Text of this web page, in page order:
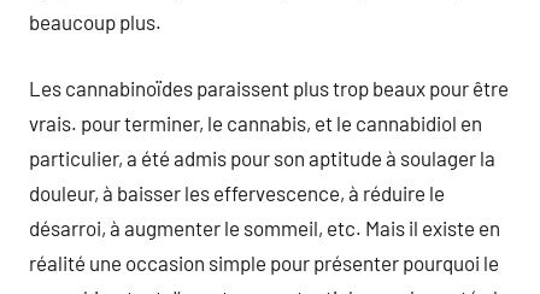
beaucoup plus.
Les cannabinoïdes paraissent plus trop beaux pour être
vrais. pour terminer, le cannabis, et le cannabidiol en
particulier, a été admis pour son aptitude à soulager la
douleur, à baisser les effervescence, à réduire le
désarroi, à augmenter le sommeil, etc. Mais il existe en
réalité une occasion simple pour présenter pourquoi le